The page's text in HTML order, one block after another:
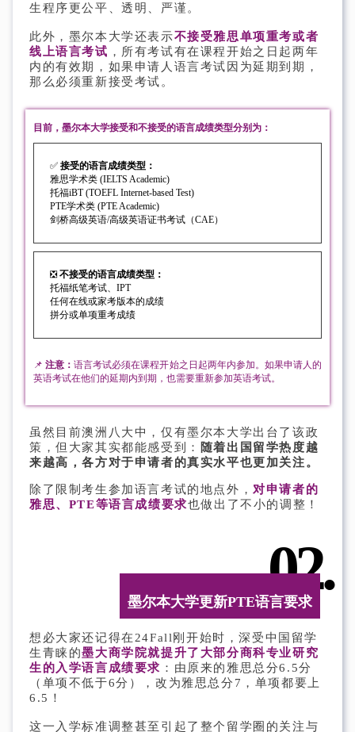
生程序更公平、透明、严谨。
此外，墨尔本大学还表示不接受雅思单项重考或者
线上语言考试 ，所有考试有在课程开始之日起两年
内的有效期，如果申请人语言考试因为延期到期，
那么必须重新接受考试。
目前，墨尔本大学接受和不接受的语言成绩类型分别为：
✅ 接受的语言成绩类型：
雅思学术类 (IELTS Academic)
托福iBT (TOEFL Internet-based Test)
PTE学术类 (PTE Academic)
剑桥高级英语/高级英语证书考试（CAE）
❎不接受的语言成绩类型：
托福纸笔考试、IPT
任何在线或家考版本的成绩
拼分或单项重考成绩
📌 注意：语言考试必须在课程开始之日起两年内参加。如果申请人的
英语考试在他们的延期内到期，也需要重新参加英语考试。
虽然目前澳洲八大中，仅有墨尔本大学出台了该政
策，但大家其实都能感受到：
随着出国留学热度越
来越高，各方对于申请者的真实水平也更加关注。
除了限制考生参加语言考试的地点外， 对申请者的
雅思、PTE等语言成绩要求也做出了不小的调整！
02.
墨尔本大学更新PTE语言要求
想必大家还记得在24Fall刚开始时，深受中国留学
生青睐的墨大商学院就提升了大部分商科专业研究
生的入学语言成绩要求 ：由原来的雅思总分6.5分
（单项不低于6分），改为雅思总分7，单项都要上
6.5！
这一入学标准调整甚至引起了整个留学圈的关注与